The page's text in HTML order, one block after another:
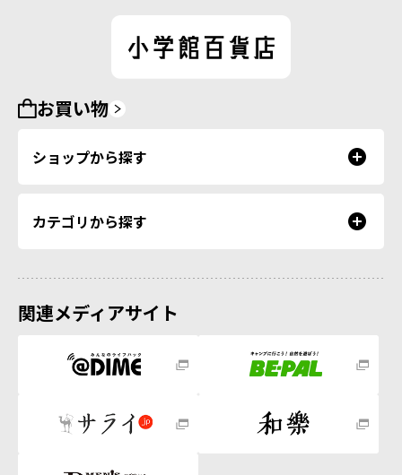
お買い物
ショップから探す
カテゴリから探す
関連メディアサイト